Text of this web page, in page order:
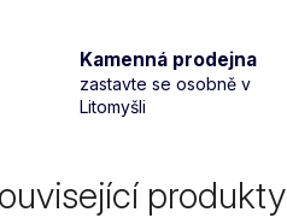
Kamenná prodejna
zastavte se osobně v
Litomyšli
produkty